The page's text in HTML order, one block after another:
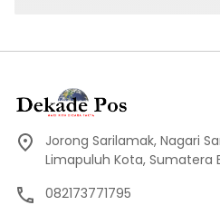
Jorong Sarilamak, Nagari
Limapuluh Kota, Sumatera
082173771795